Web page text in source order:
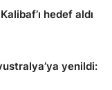
hedef aldı
yenildi: